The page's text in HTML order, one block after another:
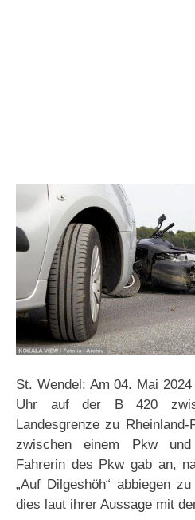
St. Wendel: Am 04. Mai
Uhr auf der B 420
Landesgrenze zu
zwischen einem Pkw
Fahrerin des Pkw gab an,
„Auf Dilgeshöh“ abbiegen
dies laut ihrer Aussage mit